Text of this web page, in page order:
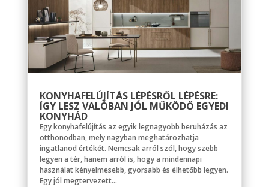
KONYHAFELÚJÍTÁS LÉPÉSRŐL LÉPÉSRE:
ÍGY LESZ VALÓBAN JÓL MŰKÖDŐ EGYEDI
KONYHÁD
Egy konyhafelújítás az egyik legnagyobb beruházás az
otthonodban, mely nagyban meghatározhatja
ingatlanod értékét. Nemcsak arról szól, hogy szebb
legyen a tér, hanem arról is, hogy a mindennapi
használat kényelmesebb, gyorsabb és élhetőbb legyen.
Egy jól megtervezett...